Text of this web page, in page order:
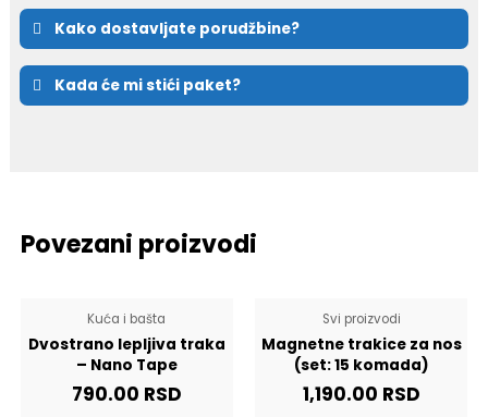
Kako dostavljate porudžbine?
Kada će mi stići paket?
Povezani proizvodi
Kuća i bašta
Dvostrano lepljiva traka
– Nano Tape
790.00 RSD
Svi proizvodi
Magnetne trakice za nos
(set: 15 komada)
1,190.00 RSD